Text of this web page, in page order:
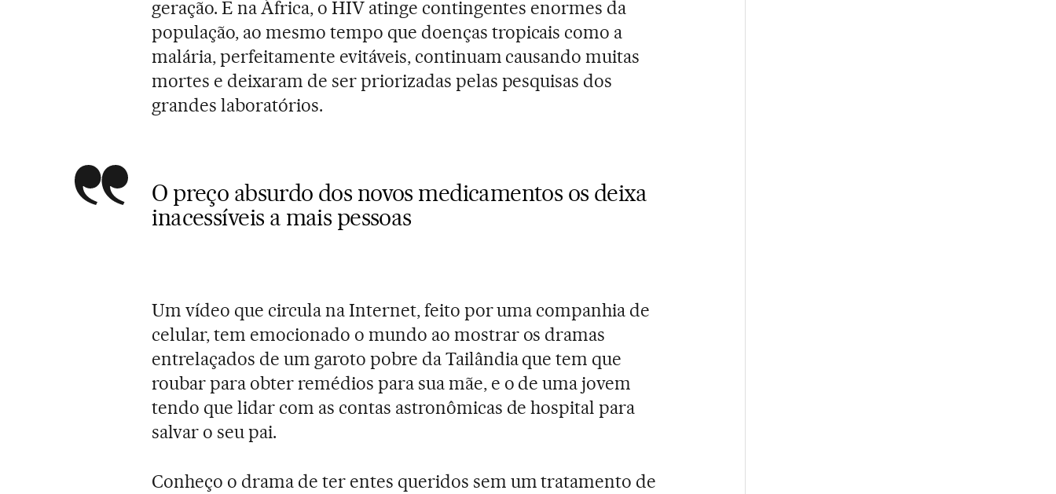
geração. E na África, o HIV atinge contingentes enormes da
população, ao mesmo tempo que doenças tropicais como a
malária, perfeitamente evitáveis, continuam causando muitas
mortes e deixaram de ser priorizadas pelas pesquisas dos
grandes laboratórios.
O preço absurdo dos novos medicamentos os deixa
inacessíveis a mais pessoas
Um vídeo que circula na Internet, feito por uma companhia de
celular, tem emocionado o mundo ao mostrar os dramas
entrelaçados de um garoto pobre da Tailândia que tem que
roubar para obter remédios para sua mãe, e o de uma jovem
tendo que lidar com as contas astronômicas de hospital para
salvar o seu pai.
Conheço o drama de ter entes queridos sem um tratamento de